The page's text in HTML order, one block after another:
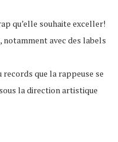
qu’elle souhaite exceller!
avec des labels
records que la rappeuse se
la direction artistique